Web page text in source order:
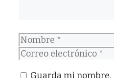
Nombre
Correo
Guarda mi nombre,